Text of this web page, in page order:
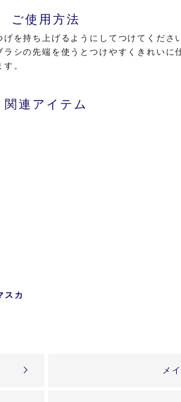
ご使用方法
を持ち上げるようにしてつけてくださ
シの先端を使うとつけやすくきれいに
。
関連アイテム
スカ
メ